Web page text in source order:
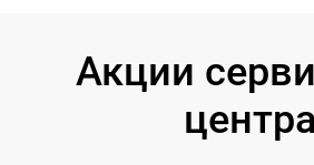
Акции
центра